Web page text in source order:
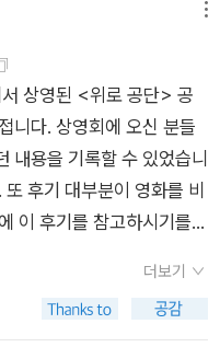
개가 실렸지만, 여기서는
택해서, 충분하지는 않지만
을 밝히고자 한다.1) 주제
하면 아래와 같다. 먼저, 민
펴보자. 이 책이 나온 지 얼
치철학연구회 2005년 학술
는 주제로 김익경이 처음 문
은 민주노조 담론의 균
같이 비판을 가하고 있다.
아래와 같다(강조는 인용
되짚으면서 왜 예나 이제
일이라고 봅니다. 일순이
싸움터로 끌려가서 이슬이
나 힘있거나 이름있는 이
갔습니다. 예나 이제나 매
글을 읽지요? 붓을 쥔 사
면 죽는다면서 정작 ‘밥을
도 없고, 시골하루는 글로
로 스무 해 뒤에 어떤 몰골
농민인 어머니만은 눈물
상영된 <위로 공단> 공
니다. 상영회에 오신 분들
내용을 기록할 수 있었습니
후기 대부분이 영화를 비
이 후기를 참고하시기를
블로그에 찾아오지 않아요.
의 의견을 대신해서 말할
더보기